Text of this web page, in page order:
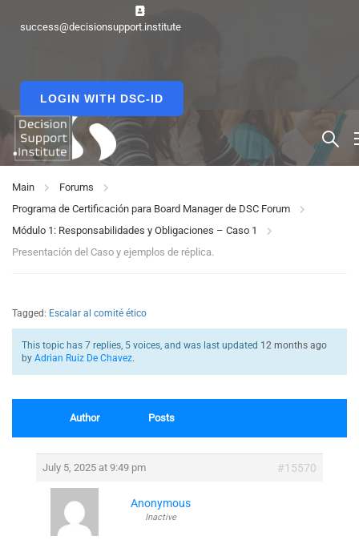
success@decisionsupport.institute
LOGIN WITH DSC-ID
Main
Forums
Programa de Certificación para Board Manager de DSC Forum
Módulo 1: Responsabilidades y Obligaciones – Caso 1
Presentación del Caso y ejemplos de réplica.
Tagged: Escalar al comité ético
This topic has 7 replies, 5 voices, and was last updated 12 months ago
by Adrian Ruiz De Chavez.
Author Posts
July 5, 2025 at 9:49 pm #15570
Anonymous
Inactive